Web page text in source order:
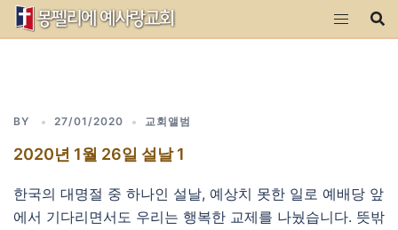
Skip
BY 27/01/2020 교회앨범
2020년 1월 26일 설날 1
한국의 대명절 중 하나인 설날, 예상치 못한 일로 예배당 앞
에서 기다리면서도 우리는 행복한 교제를 나눴습니다. 뜻밖